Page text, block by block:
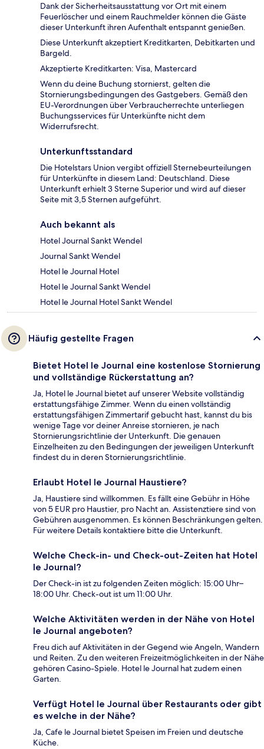
Dank der Sicherheitsausstattung vor Ort mit einem
Feuerlöscher und einem Rauchmelder können die Gäste
dieser Unterkunft ihren Aufenthalt entspannt genießen.
Diese Unterkunft akzeptiert Kreditkarten, Debitkarten und
Bargeld.
Akzeptierte Kreditkarten: Visa, Mastercard
Wenn du deine Buchung stornierst, gelten die
Stornierungsbedingungen des Gastgebers. Gemäß den
EU-Verordnungen über Verbraucherrechte unterliegen
Buchungsservices für Unterkünfte nicht dem
Widerrufsrecht.
Unterkunftsstandard
Die Hotelstars Union vergibt offiziell Sternebeurteilungen
für Unterkünfte in diesem Land: Deutschland. Diese
Unterkunft erhielt 3 Sterne Superior und wird auf dieser
Seite mit 3,5 Sternen aufgeführt.
Auch bekannt als
Hotel Journal Sankt Wendel
Journal Sankt Wendel
Hotel le Journal Hotel
Hotel le Journal Sankt Wendel
Hotel le Journal Hotel Sankt Wendel
Häufig gestellte Fragen
Bietet Hotel le Journal eine kostenlose Stornierung
und vollständige Rückerstattung an?
Ja, Hotel le Journal bietet auf unserer Website vollständig
erstattungsfähige Zimmer. Wenn du einen vollständig
erstattungsfähigen Zimmertarif gebucht hast, kannst du bis
wenige Tage vor deiner Anreise stornieren, je nach
Stornierungsrichtlinie der Unterkunft. Die genauen
Einzelheiten zu den Bedingungen der jeweiligen Unterkunft
findest du in deren Stornierungsrichtlinie.
Erlaubt Hotel le Journal Haustiere?
Ja, Haustiere sind willkommen. Es fällt eine Gebühr in Höhe
von 5 EUR pro Haustier, pro Nacht an. Assistenztiere sind von
Gebühren ausgenommen. Es können Beschränkungen gelten.
Für weitere Details kontaktiere bitte die Unterkunft.
Welche Check-in- und Check-out-Zeiten hat Hotel
le Journal?
Der Check-in ist zu folgenden Zeiten möglich: 15:00 Uhr–
18:00 Uhr. Check-out ist um 11:00 Uhr.
Welche Aktivitäten werden in der Nähe von Hotel
le Journal angeboten?
Freu dich auf Aktivitäten in der Gegend wie Angeln, Wandern
und Reiten. Zu den weiteren Freizeitmöglichkeiten in der Nähe
gehören Casino-Spiele. Hotel le Journal hat zudem einen
Garten.
Verfügt Hotel le Journal über Restaurants oder gibt
es welche in der Nähe?
Ja, Cafe le Journal bietet Speisen im Freien und deutsche
Küche.